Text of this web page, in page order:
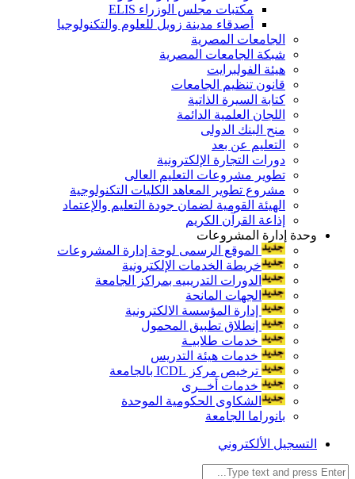
مكتبات مجلس الوزراء ELIS
أصدقاء مدينة زويل للعلوم والتكنولوجيا
الجامعات المصرية
شبكة الجامعات المصرية
هيئة الفولبرايت
قانون تنظيم الجامعات
كتابة السيرة الذاتية
اللجان العلمية الدائمة
منح البنك الدولى
التعليم عن بعد
دورات التجارة الإلكترونية
تطوير مشروعات التعليم العالى
مشروع تطوير المعاهد الكليات التكنولوجية
الهيئة القومية لضمان جودة التعليم والإعتماد
إذاعة القرآن الكريم
وحدة إدارة المشروعات
الموقع الرسمى لوحة إدارة المشروعات
خريطة الخدمات الإلكترونية
الدورات التدريبيه بمراكز الجامعة
الجهات المانحة
إدارة المؤسسة الالكترونية
إنطلاق تطبيق المحمول
خدمات طلابيـة
خدمات هيئة التدريس
ترخيص مركز ICDL بالجامعة
خدمات أخــرى
الشكاوى الحكومية الموحدة
بانوراما الجامعة
التسجيل الألكتروني